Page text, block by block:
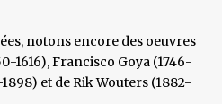
notons encore des oeuvres
1616), Francisco Goya (1746-
et de Rik Wouters (1882-